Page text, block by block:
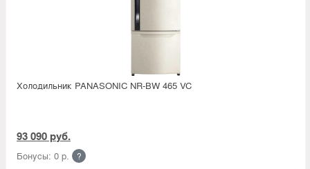
Холодильник PANASONIC NR-BW 465 VC
93 090 руб.
Бонусы: 0 р. ?